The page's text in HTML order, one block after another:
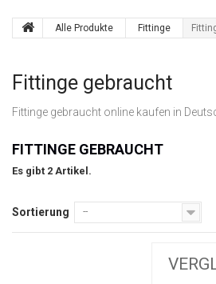
Alle Produkte Fittinge
Fittinge gebraucht
Fittinge gebraucht online kaufen in
FITTINGE GEBRAUCHT
Es gibt 2 Artikel.
Sortierung --